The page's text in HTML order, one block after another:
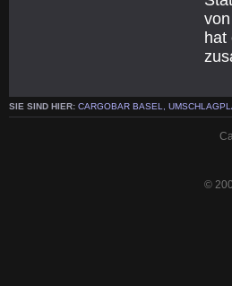
hat
SIE SIND HIER: CARGOBAR BASEL,
©